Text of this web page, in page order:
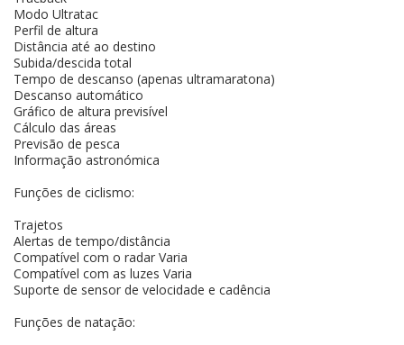
Modo Ultratac
Perfil de altura
Distância até ao destino
Subida/descida total
Tempo de descanso (apenas ultramaratona)
Descanso automático
Gráfico de altura previsível
Cálculo das áreas
Previsão de pesca
Informação astronómica
Funções de ciclismo:
Trajetos
Alertas de tempo/distância
Compatível com o radar Varia
Compatível com as luzes Varia
Suporte de sensor de velocidade e cadência
Funções de natação: